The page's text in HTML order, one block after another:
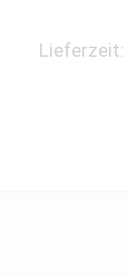
Lieferzeit: